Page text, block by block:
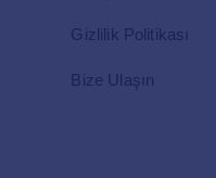
Gizlilik Politikası
Bize Ulaşın